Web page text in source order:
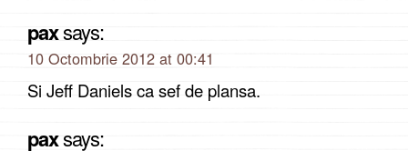
paxsays:
10 Octombrie 2012 at 00:41
Si Jeff Daniels ca sef de plansa.
paxsays: